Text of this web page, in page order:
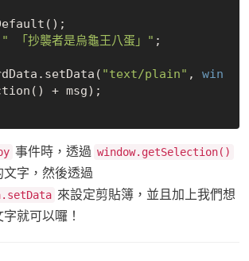
" 「抄襲者是烏龜王八蛋」" ;
"text/plain" , win
+ msg);
事件時，透過 window.getSelection()
字，然後透過
來設定剪貼簿，並且加上我們想
就可以囉！